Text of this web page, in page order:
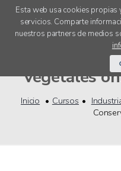
Esta web usa cookies
servicios. Comparte
nuestros partners de medios
Cursos
Vegetales
Inicio Cursos